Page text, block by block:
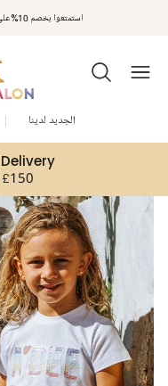
استمتعوا بخصم 10% على طلبيتكم الأولى كهدية ترحيب. سجلوا من هنا
مكافآت تشلدرن صالون | اجمعوا النقاط مع
الجديد لدينا